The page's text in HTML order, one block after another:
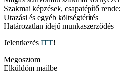
Szakmai képzések, csapatépítő
Utazási és egyéb költségtérítés
Határozatlan idejű munkaszerződés
Jelentkezés ITT!
Megosztom
Elküldöm mailbe